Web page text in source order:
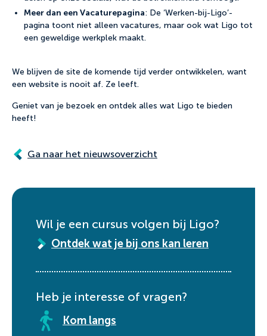
Meer dan een Vacaturepagina: De ‘Werken-bij-Ligo’-
pagina toont niet alleen vacatures, maar ook wat Ligo tot
een geweldige werkplek maakt.
We blijven de site de komende tijd verder ontwikkelen, want
een website is nooit af. Ze leeft.
Geniet van je bezoek en ontdek alles wat Ligo te bieden
heeft!
Ga naar het nieuwsoverzicht
Wil je een cursus volgen bij Ligo?
Ontdek wat je bij ons kan leren
Heb je interesse of vragen?
Kom langs